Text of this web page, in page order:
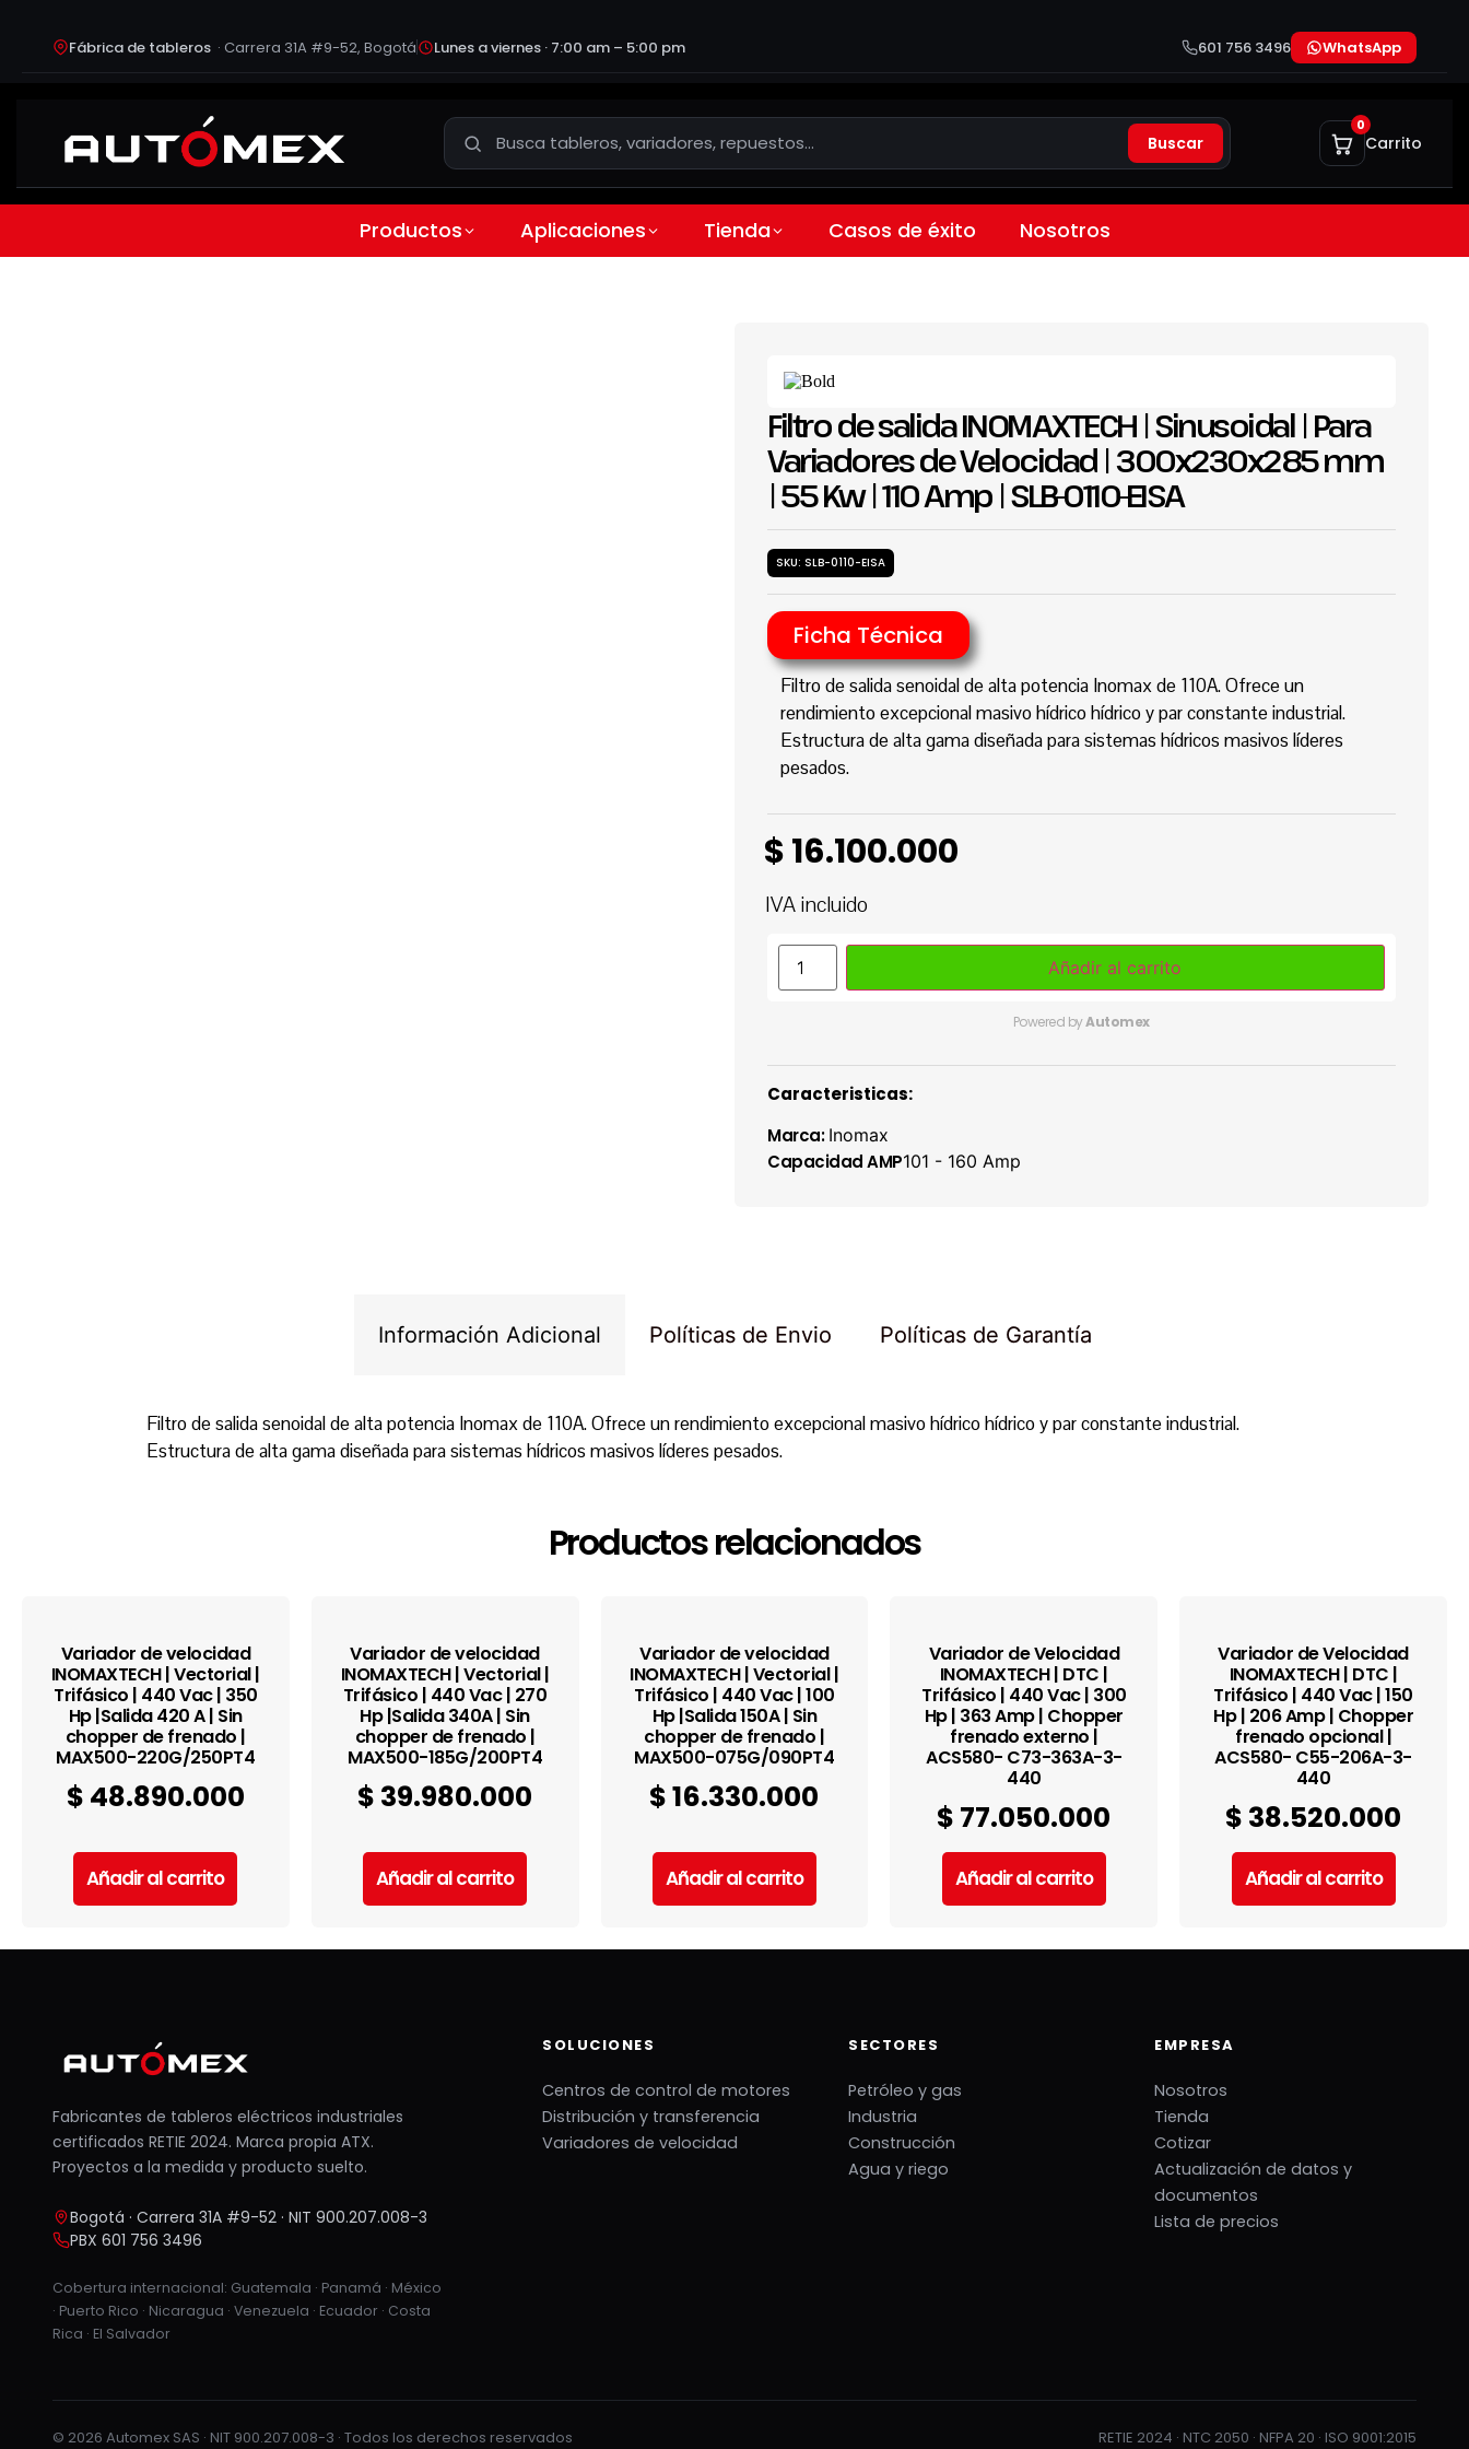
Fábrica de tableros · Carrera 31A #9-52, Bogotá Lunes a viernes · 7:00 am – 5:00 pm 601 756 3496 WhatsApp
Buscar
0
Carrito
Productos Aplicaciones Tienda Casos de éxito Nosotros
Filtro de salida INOMAXTECH | Sinusoidal | Para
Variadores de Velocidad | 300x230x285 mm
| 55 Kw | 110 Amp | SLB-0110-EISA
SKU: SLB-0110-EISA
Ficha Técnica
Filtro de salida senoidal de alta potencia Inomax de 110A. Ofrece un
rendimiento excepcional masivo hídrico hídrico y par constante industrial.
Estructura de alta gama diseñada para sistemas hídricos masivos líderes
pesados.
$16.100.000
IVA incluido
Añadir al carrito
Powered byAutomex
Caracteristicas:
Marca: Inomax
Capacidad AMP101 - 160 Amp
Información Adicional Políticas de Envio Políticas de Garantía
Filtro de salida senoidal de alta potencia Inomax de 110A. Ofrece un rendimiento excepcional masivo hídrico hídrico y par constante industrial.
Estructura de alta gama diseñada para sistemas hídricos masivos líderes pesados.
Productos relacionados
Variador de velocidad
INOMAXTECH | Vectorial |
Trifásico | 440 Vac | 350
Hp |Salida 420 A | Sin
chopper de frenado |
MAX500-220G/250PT4
$ 48.890.000
Añadir al carrito
Variador de velocidad
INOMAXTECH | Vectorial |
Trifásico | 440 Vac | 270
Hp |Salida 340A | Sin
chopper de frenado |
MAX500-185G/200PT4
$ 39.980.000
Añadir al carrito
Variador de velocidad
INOMAXTECH | Vectorial |
Trifásico | 440 Vac | 100
Hp |Salida 150A | Sin
chopper de frenado |
MAX500-075G/090PT4
$16.330.000
Añadir al carrito
Variador de Velocidad
INOMAXTECH | DTC |
Trifásico | 440 Vac | 300
Hp | 363 Amp | Chopper
frenado externo |
ACS580- C73-363A-3-
440
$ 77.050.000
Añadir al carrito
Variador de Velocidad
INOMAXTECH | DTC |
Trifásico | 440 Vac | 150
Hp | 206 Amp | Chopper
frenado opcional |
ACS580- C55-206A-3-
440
$ 38.520.000
Añadir al carrito
Fabricantes de tableros eléctricos industriales
certificados RETIE 2024. Marca propia ATX.
Proyectos a la medida y producto suelto.
Bogotá · Carrera 31A #9-52 · NIT 900.207.008-3
PBX 601 756 3496
Cobertura internacional: Guatemala · Panamá · México
· Puerto Rico · Nicaragua · Venezuela · Ecuador · Costa
Rica · El Salvador
SOLUCIONES
Centros de control de motores
Distribución y transferencia
Variadores de velocidad
SECTORES
Petróleo y gas
Industria
Construcción
Agua y riego
EMPRESA
Nosotros
Tienda
Cotizar
Actualización de datos y
documentos
Lista de precios
© 2026 Automex SAS · NIT 900.207.008-3 · Todos los derechos reservados RETIE 2024 · NTC 2050 · NFPA 20 · ISO 9001:2015